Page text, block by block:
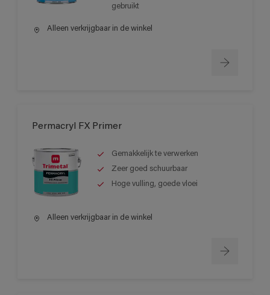
gebruikt
Alleen verkrijgbaar in de winkel
Permacryl FX Primer
Gemakkelijk te verwerken
Zeer goed schuurbaar
Hoge vulling, goede vloei
Alleen verkrijgbaar in de winkel